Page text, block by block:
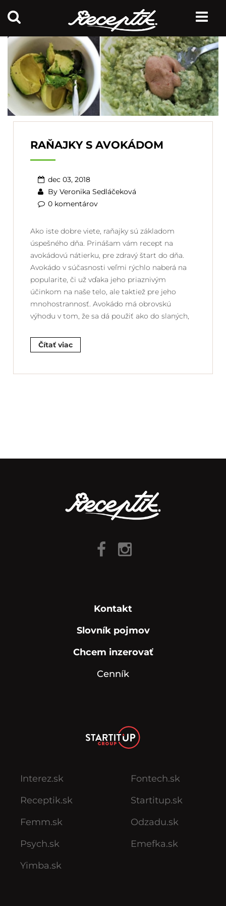
RAŇAJKY S AVOKÁDOM
dec 03, 2018
By Veronika Sedláčeková
0 komentárov
Ako iste dobre viete, raňajky sú základom
úspešného dňa. Prinášam vám recept na
avokádovú nátierku, pre zdravý štart do dňa.
Avokádo v súčasnosti veľmi rýchlo naberá na
popularite, či už vďaka jeho priaznivým
účinkom na naše telo, ale taktiež pre jeho
mnohostrannosť. Avokádo má obrovskú
výhodu v tom, že sa dá použiť ako do slaných,
Čítať viac
Kontakt
Slovník pojmov
Chcem inzerovať
Cenník
Interez.sk
Receptik.sk
Femm.sk
Psych.sk
Yimba.sk
Fontech.sk
Startitup.sk
Odzadu.sk
Emefka.sk